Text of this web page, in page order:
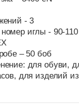
- 3
иглы - 90-110
– 50 боб
для обуви,
для изделий